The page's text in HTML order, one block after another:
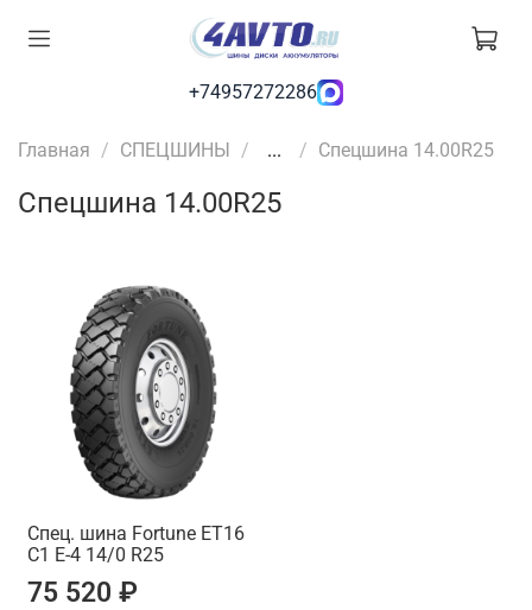
+74957272286
Главная СПЕЦШИНЫ ... Спецшина 14.00R25
Спецшина 14.00R25
Спец. шина Fortune ET16
C1 E-4 14/0 R25
75 520 ₽